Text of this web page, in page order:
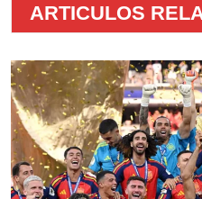
ARTICULOS